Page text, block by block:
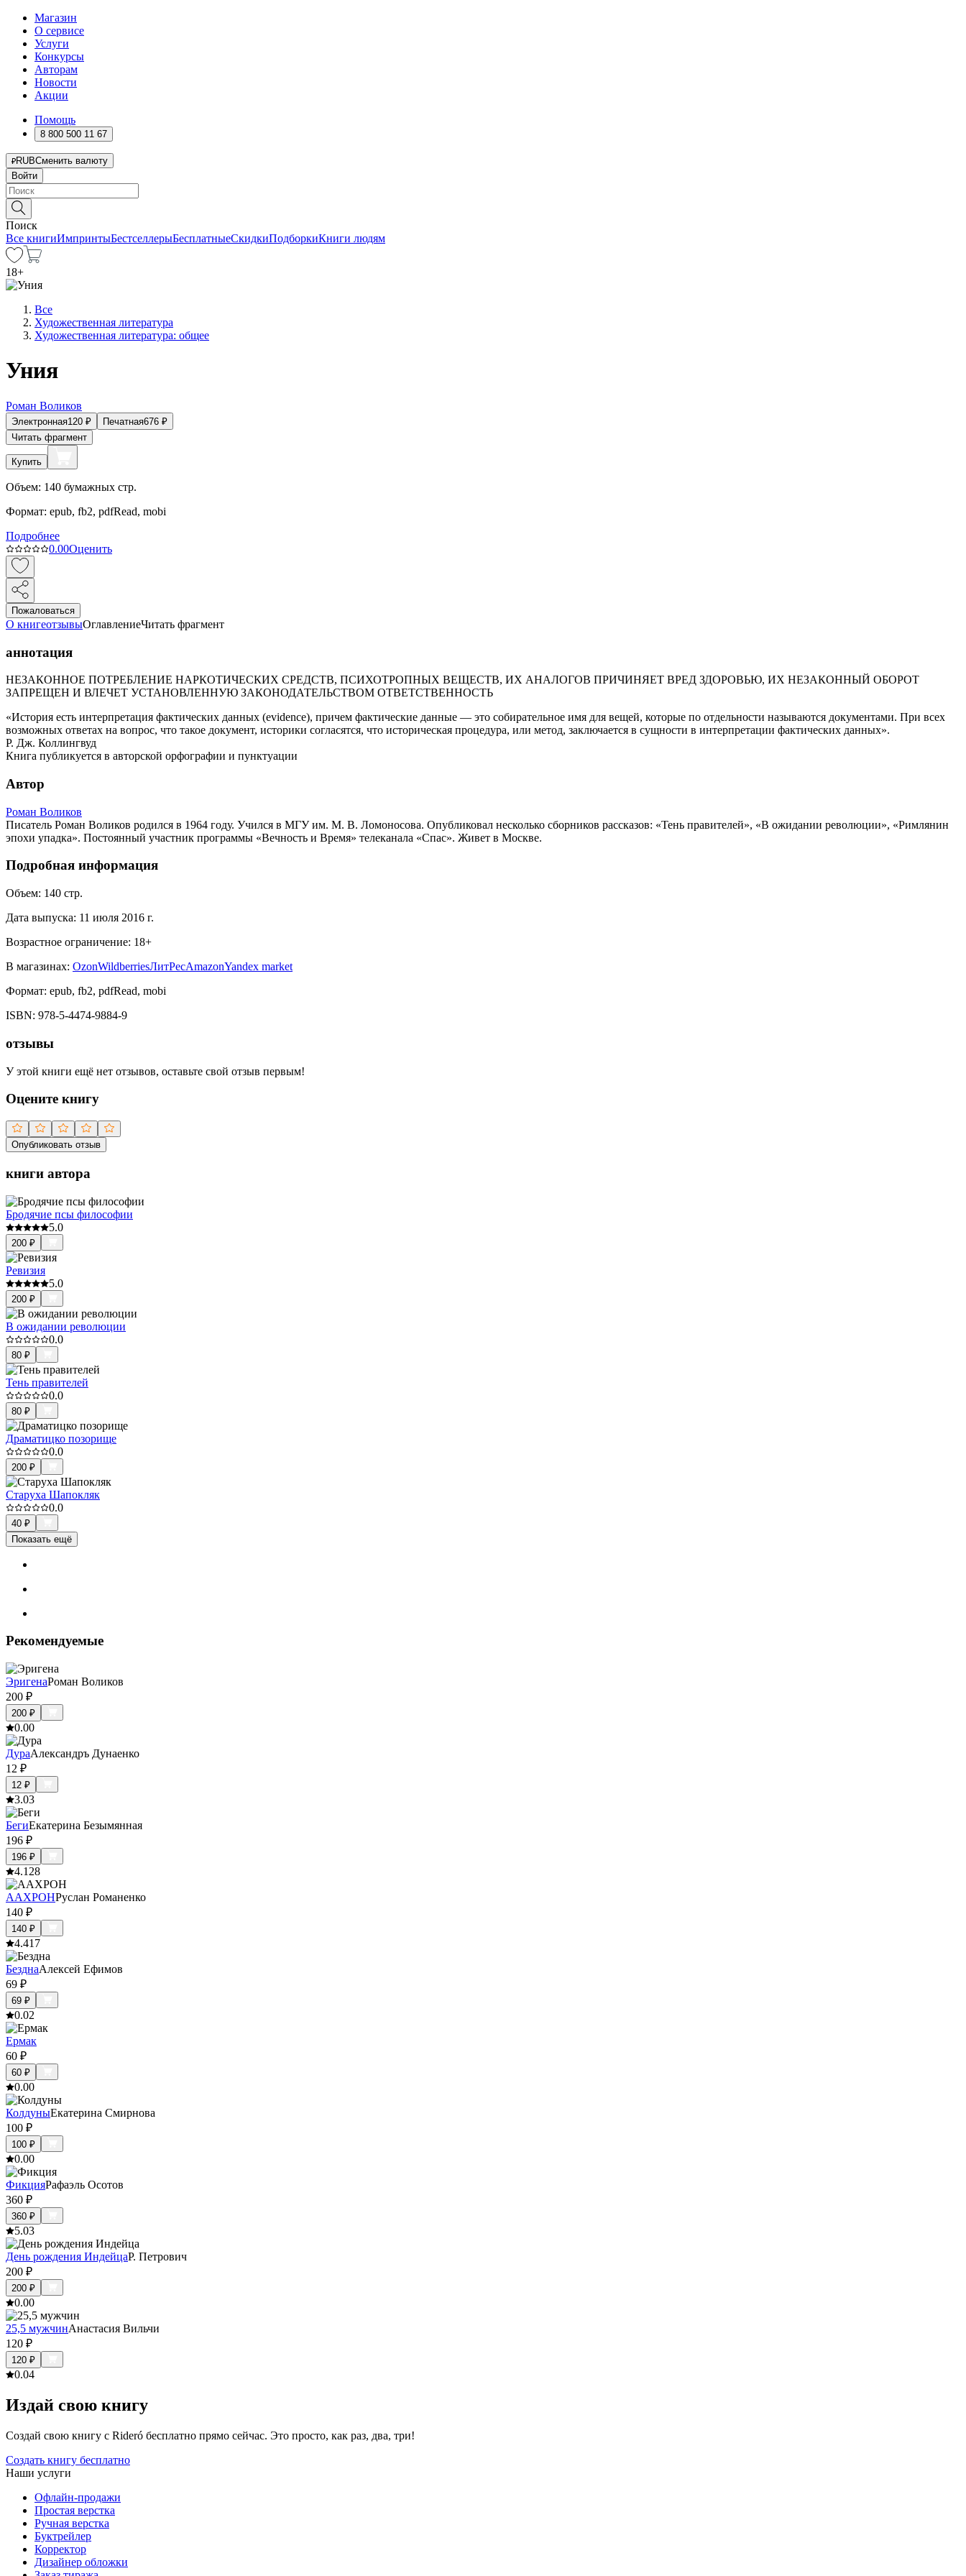
Магазин
О сервисе
Услуги
Конкурсы
Авторам
Новости
Акции
Помощь
8 800 500 11 67
RUBСменить валюту
Войти
Поиск
Все книгиИмпринтыБестселлерыБесплатныеСкидкиПодборкиКниги людям
18+
Все
Художественная литература
Художественная литература: общее
Уния
Роман Воликов
Электронная120 ₽ Печатная676 ₽
Читать фрагмент
Купить
Объем: 140 бумажных стр.
Формат: epub, fb2, pdfRead, mobi
Подробнее
0.00Оценить
Пожаловаться
О книгеотзывыОглавлениеЧитать фрагмент
аннотация
НЕЗАКОННОЕ ПОТРЕБЛЕНИЕ НАРКОТИЧЕСКИХ СРЕДСТВ, ПСИХОТРОПНЫХ ВЕЩЕСТВ, ИХ АНАЛОГОВ ПРИЧИНЯЕТ ВРЕД ЗДОРОВЬЮ, ИХ НЕЗАКОННЫЙ ОБОРОТ
ЗАПРЕЩЕН И ВЛЕЧЕТ УСТАНОВЛЕННУЮ ЗАКОНОДАТЕЛЬСТВОМ ОТВЕТСТВЕННОСТЬ
«История есть интерпретация фактических данных (evidence), причем фактические данные — это собирательное имя для вещей, которые по отдельности называются документами. При всех
возможных ответах на вопрос, что такое документ, историки согласятся, что историческая процедура, или метод, заключается в сущности в интерпретации фактических данных».
Р. Дж. Коллингвуд
Книга публикуется в авторской орфографии и пунктуации
Автор
Роман Воликов
Писатель Роман Воликов родился в 1964 году. Учился в МГУ им. М. В. Ломоносова. Опубликовал несколько сборников рассказов: «Тень правителей», «В ожидании революции», «Римлянин
эпохи упадка». Постоянный участник программы «Вечность и Время» телеканала «Спас». Живет в Москве.
Подробная информация
Объем: 140 стр.
Дата выпуска: 11 июля 2016 г.
Возрастное ограничение: 18+
В магазинах: OzonWildberriesЛитРесAmazonYandex market
Формат: epub, fb2, pdfRead, mobi
ISBN: 978-5-4474-9884-9
отзывы
У этой книги ещё нет отзывов, оставьте свой отзыв первым!
Оцените книгу
Опубликовать отзыв
книги автора
Бродячие псы философии
5.0
200 ₽
Ревизия
5.0
200 ₽
В ожидании революции
0.0
80 ₽
Тень правителей
0.0
80 ₽
Драматицко позорище
0.0
200 ₽
Старуха Шапокляк
0.0
40 ₽
Показать ещё
Рекомендуемые
ЭригенаРоман Воликов
200 ₽
200 ₽
0.00
ДураАлександръ Дунаенко
12 ₽
12 ₽
3.03
БегиЕкатерина Безымянная
196 ₽
196 ₽
4.1 28
ААХРОНРуслан Романенко
140 ₽
140 ₽
4.417
БезднаАлексей Ефимов
69 ₽
69 ₽
0.02
Ермак
60 ₽
60 ₽
0.00
КолдуныЕкатерина Смирнова
100 ₽
100 ₽
0.00
ФикцияРафаэль Осотов
360 ₽
360 ₽
5.03
День рождения ИндейцаР. Петрович
200 ₽
200 ₽
0.00
25,5 мужчинАнастасия Вильчи
120 ₽
120 ₽
0.04
Издай свою книгу
Создай свою книгу с Rideró бесплатно прямо сейчас. Это просто, как раз, два, три!
Создать книгу бесплатно
Наши услуги
Офлайн-продажи
Простая верстка
Ручная верстка
Буктрейлер
Корректор
Дизайнер обложки